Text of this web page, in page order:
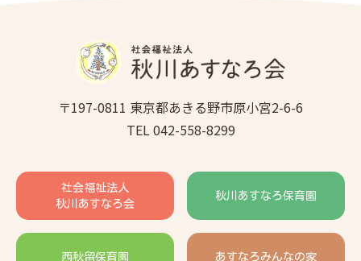
〒197-0811 東京都あきる野市原小宮2-6-6
TEL 042-558-8299
社会福祉法人
秋川あすなろ会
秋川あすなろ保育園
西秋留保育園 あすなろみんなの家